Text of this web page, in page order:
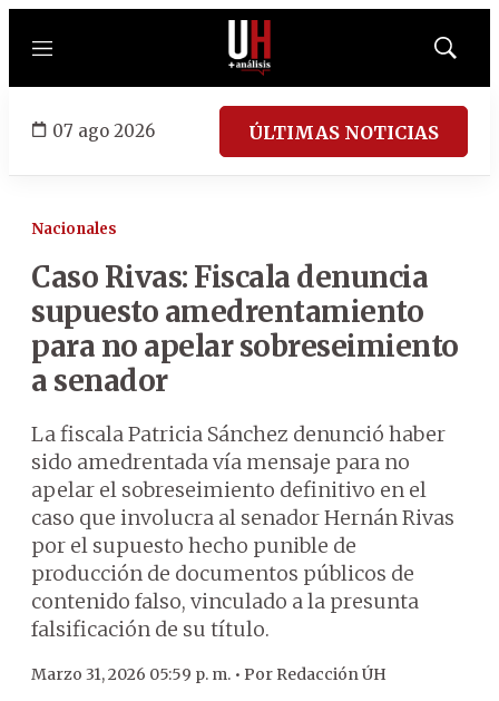
Menú
Mostrar
07 ago 2026 ÚLTIMAS NOTICIAS
Nacionales
Caso Rivas: Fiscala denuncia
supuesto amedrentamiento
para no apelar sobreseimiento
a senador
La fiscala Patricia Sánchez denunció haber
sido amedrentada vía mensaje para no
apelar el sobreseimiento definitivo en el
caso que involucra al senador Hernán Rivas
por el supuesto hecho punible de
producción de documentos públicos de
contenido falso, vinculado a la presunta
falsificación de su título.
Marzo 31, 2026 05:59 p. m. • Por Redacción ÚH